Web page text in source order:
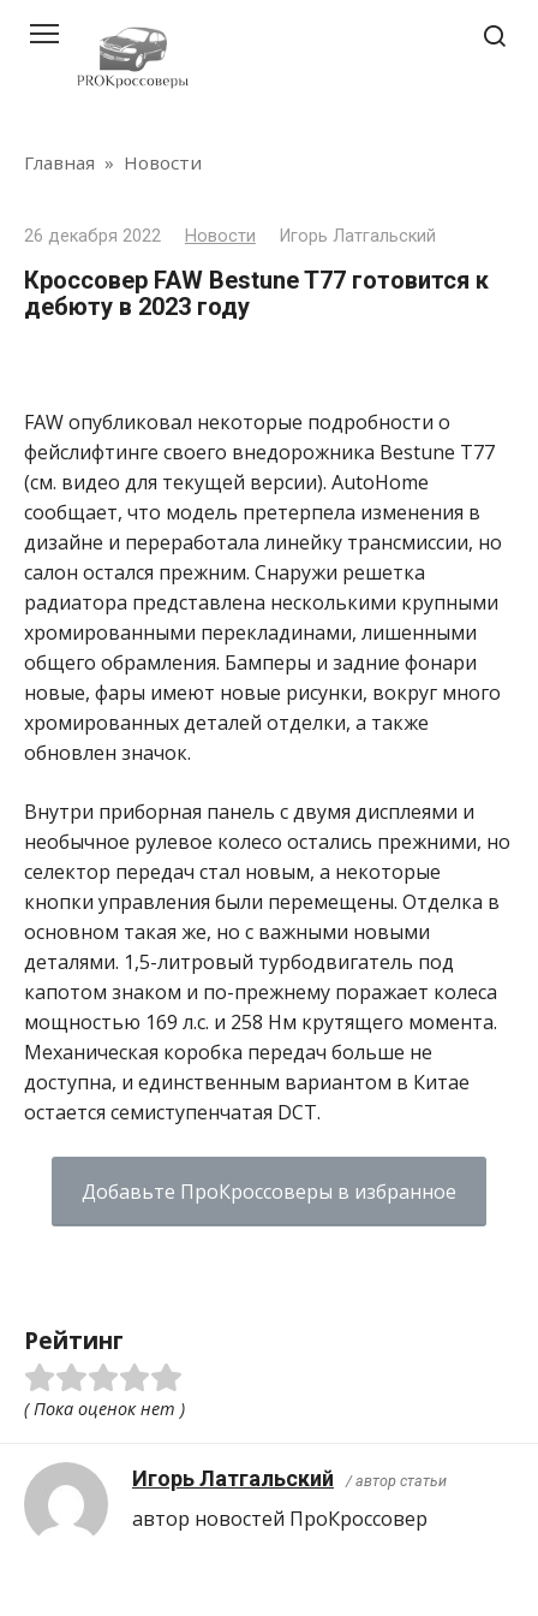
контенту
Главная » Новости
26 декабря 2022 Новости Игорь Латгальский
Кроссовер FAW Bestune T77 готовится к
дебюту в 2023 году
FAW опубликовал некоторые подробности о
фейслифтинге своего внедорожника Bestune T77
(см. видео для текущей версии). AutoHome
сообщает, что модель претерпела изменения в
дизайне и переработала линейку трансмиссии, но
салон остался прежним. Снаружи решетка
радиатора представлена ​​несколькими крупными
хромированными перекладинами, лишенными
общего обрамления. Бамперы и задние фонари
новые, фары имеют новые рисунки, вокруг много
хромированных деталей отделки, а также
обновлен значок.
Внутри приборная панель с двумя дисплеями и
необычное рулевое колесо остались прежними, но
селектор передач стал новым, а некоторые
кнопки управления были перемещены. Отделка в
основном такая же, но с важными новыми
деталями. 1,5-литровый турбодвигатель под
капотом знаком и по-прежнему поражает колеса
мощностью 169 л.с. и 258 Нм крутящего момента.
Механическая коробка передач больше не
доступна, и единственным вариантом в Китае
остается семиступенчатая DCT.
Добавьте ПроКроссоверы в избранное
Рейтинг
( Пока оценок нет )
Игорь Латгальский / автор статьи
автор новостей ПроКроcсовер